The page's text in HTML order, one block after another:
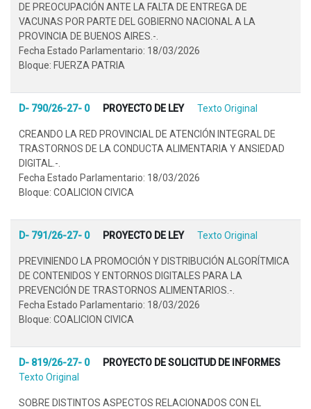
DE PREOCUPACIÓN ANTE LA FALTA DE ENTREGA DE
VACUNAS POR PARTE DEL GOBIERNO NACIONAL A LA
PROVINCIA DE BUENOS AIRES.-.
Fecha Estado Parlamentario: 18/03/2026
Bloque: FUERZA PATRIA
D- 790/26-27- 0 PROYECTO DE LEY Texto Original
CREANDO LA RED PROVINCIAL DE ATENCIÓN INTEGRAL DE
TRASTORNOS DE LA CONDUCTA ALIMENTARIA Y ANSIEDAD
DIGITAL.-.
Fecha Estado Parlamentario: 18/03/2026
Bloque: COALICION CIVICA
D- 791/26-27- 0 PROYECTO DE LEY Texto Original
PREVINIENDO LA PROMOCIÓN Y DISTRIBUCIÓN ALGORÍTMICA
DE CONTENIDOS Y ENTORNOS DIGITALES PARA LA
PREVENCIÓN DE TRASTORNOS ALIMENTARIOS.-.
Fecha Estado Parlamentario: 18/03/2026
Bloque: COALICION CIVICA
D- 819/26-27- 0
PROYECTO DE SOLICITUD DE INFORMES
Texto Original
SOBRE DISTINTOS ASPECTOS RELACIONADOS CON EL